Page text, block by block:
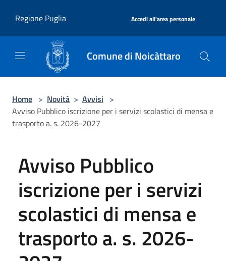
Regione Puglia
Accedi all'area personale
Comune di Noicàttaro
Home > Novità > Avvisi >
Avviso Pubblico iscrizione per i servizi scolastici di mensa e
trasporto a. s. 2026-2027
Avviso Pubblico
iscrizione per i servizi
scolastici di mensa e
trasporto a. s. 2026-